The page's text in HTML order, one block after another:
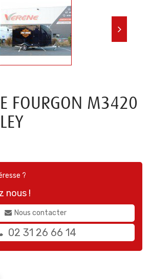
FOURGON M3420
?
nous !
Nous contacter
02 31 26 66 14